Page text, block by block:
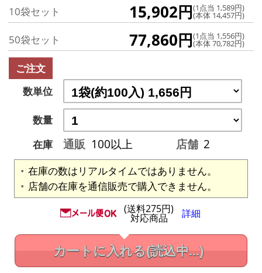
10袋セット 15,902円(1点当 1,589円)
(本体 14,457円)
50袋セット 77,860円(1点当 1,556円)
(本体 70,782円)
ご注文
数単位
数量
在庫
通販 100以上 店舗 2
在庫の数はリアルタイムではありません。
店舗の在庫を通信販売で購入できません。
(送料275円)
対応商品 詳細
カートに入れる(読込中...)